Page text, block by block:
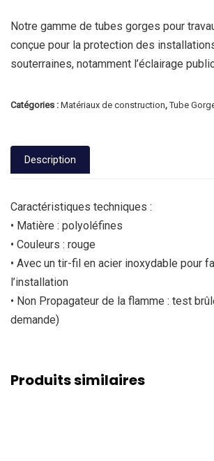
Notre gamme de tubes gorges pour
conçue pour la protection des
souterraines, notamment l’éclairage
Catégories : Matériaux de construction,Tube
Description
Caractéristiques techniques :
• Matière : polyoléfines
• Couleurs : rouge
• Avec un tir-fil en acier inoxydable pour
l’installation
• Non Propagateur de la flamme : test
demande)
Produits similaires